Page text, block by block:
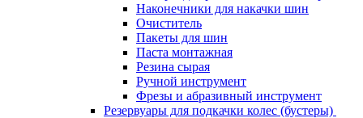
Наконечники для накачки шин
Очиститель
Пакеты для шин
Паста монтажная
Резина сырая
Ручной инструмент
Фрезы и абразивный инструмент
Резервуары для подкачки колес (бустеры)